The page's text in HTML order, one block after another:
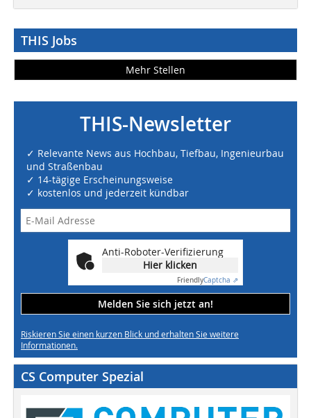
THIS Jobs
Mehr Stellen
THIS-Newsletter
✓ Relevante News aus Hochbau, Tiefbau, Ingenieurbau
und Straßenbau
✓ 14-tägige Erscheinungsweise
✓ kostenlos und jederzeit kündbar
Anti-Roboter-Verifizierung
Hier klicken
FriendlyCaptcha ⇗
Melden Sie sich jetzt an!
Riskieren Sie einen kurzen Blick und erhalten Sie weitere
Informationen.
CS Computer Spezial